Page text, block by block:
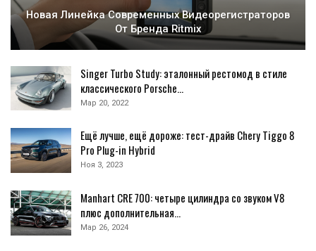
Новая Линейка Современных Видеорегистраторов
От Бренда Ritmix
Singer Turbo Study: эталонный рестомод в стиле
классического Porsche…
Мар 20, 2022
Ещё лучше, ещё дороже: тест-драйв Chery Тiggo 8
Pro Plug-in Hybrid
Ноя 3, 2023
Manhart CRE 700: четыре цилиндра со звуком V8
плюс дополнительная…
Мар 26, 2024